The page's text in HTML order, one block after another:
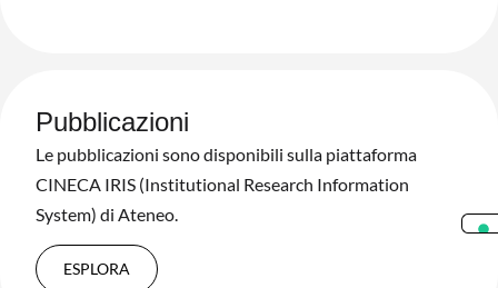
Pubblicazioni
Le pubblicazioni sono disponibili sulla piattaforma
CINECA IRIS (Institutional Research Information
System) di Ateneo.
ESPLORA